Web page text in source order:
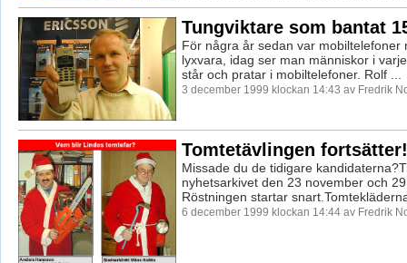
Tungviktare som bantat
För några år sedan var mobiltelefoner
lyxvara, idag ser man människor i
står och pratar i mobiltelefoner. Rolf ...
3 december 1999 klockan 14:43 av Fredrik
Tomtetävlingen fortsätter!
Missade du de tidigare
nyhetsarkivet den 23 november och
Röstningen startar
6 december 1999 klockan 14:44 av Fredrik